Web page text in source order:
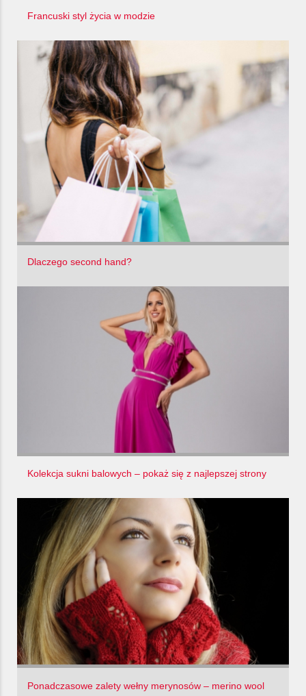
Francuski styl życia w modzie
Dlaczego second hand?
Kolekcja sukni balowych – pokaż się z najlepszej strony
Ponadczasowe zalety wełny merynosów – merino wool